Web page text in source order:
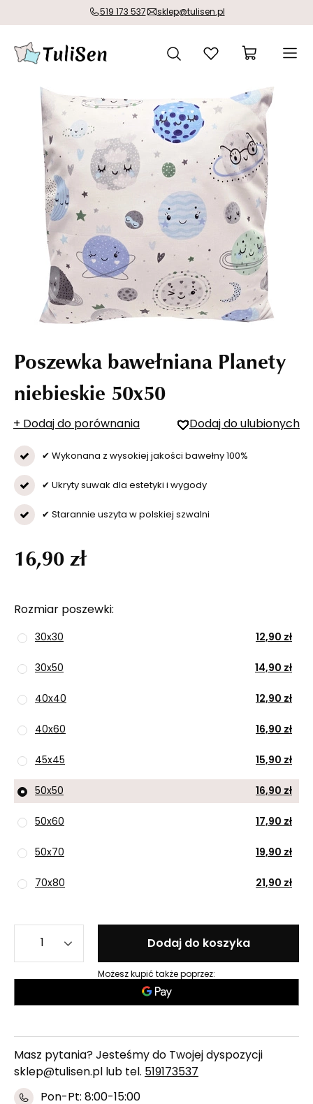
519 173 537 sklep@tulisen.pl
Poszewka bawełniana Planety
niebieskie 50x50
+ Dodaj do porównania Dodaj do ulubionych
✔ Wykonana z wysokiej jakości bawełny 100%
✔ Ukryty suwak dla estetyki i wygody
✔ Starannie uszyta w polskiej szwalni
Rozmiar poszewki
30x30 12,90 zł
30x50 14,90 zł
40x40 12,90 zł
40x60 16,90 zł
45x45 15,90 zł
50x50 16,90 zł
50x60 17,90 zł
50x70 19,90 zł
70x80 21,90 zł
16,90 zł
Dodaj do koszyka
Możesz kupić także poprzez:
Masz pytania? Jesteśmy do Twojej dyspozycji
sklep@tulisen.pl lub tel. 519173537
Pon-Pt: 8:00-15:00